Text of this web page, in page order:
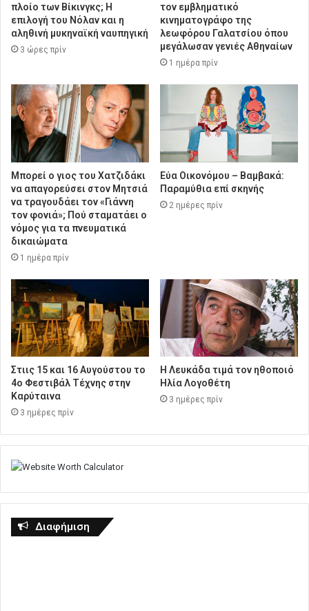
πλοίο των Βίκινγκς; Η
επιλογή του Νόλαν και η
αληθινή μυκηναϊκή ναυπηγική
3 ώρες πρίν
τον εμβληματικό
κινηματογράφο της
λεωφόρου Γαλατσίου όπου
μεγάλωσαν γενιές Αθηναίων
1 ημέρα πρίν
Μπορεί ο γιος του Χατζιδάκι
να απαγορεύσει στον Μητσιά
να τραγουδάει τον «Γιάννη
τον φονιά»; Πού σταματάει ο
νόμος για τα πνευματικά
δικαιώματα
1 ημέρα πρίν
Εύα Οικονόμου – Βαμβακά:
Παραμύθια επί σκηνής
2 ημέρες πρίν
Στιις 15 και 16 Αυγούστου το
4ο Φεστιβάλ Τέχνης στην
Καρύταινα
3 ημέρες πρίν
Η Λευκάδα τιμά τον ηθοποιό
Ηλία Λογοθέτη
3 ημέρες πρίν
Διαφήμιση